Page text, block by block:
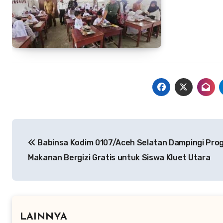
pos Babinsa Kodim 0107/Aceh Selatan Dampingi
Makanan Bergizi Gratis untuk Siswa Kluet Utara
LAINNYA